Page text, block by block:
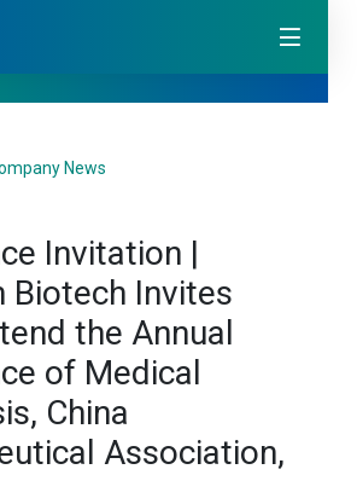
News
Invitation |
Biotech Invites
the Annual
of Medical
China
Association,